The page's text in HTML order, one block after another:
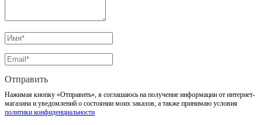
Отправить
Нажимая кнопку «Отправить», я соглашаюсь на получение информации от интернет-
магазина и уведомлений о состоянии моих заказов, а также принимаю условия
политики конфиденциальности